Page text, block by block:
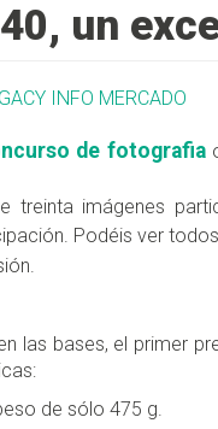
un
INFO MERCADO
de fotografia
treinta imágenes
Podéis ver
las bases, el primer
de sólo 475 g.